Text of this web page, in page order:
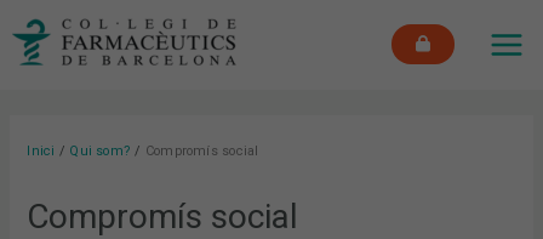
Inici Qui som? Compromís social
Compromís social